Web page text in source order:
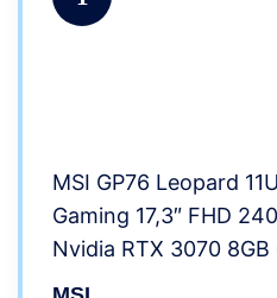
MSI GP76 Leopard
Gaming 17,3″ FHD
Nvidia RTX 3070 8GB
M.2 PCIe 4.0, 16GB